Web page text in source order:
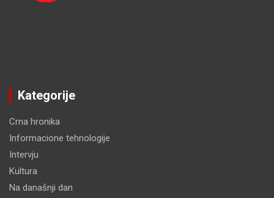
Kategorije
Crna hronika
Informacione tehnologije
Intervju
Kultura
Na današnji dan